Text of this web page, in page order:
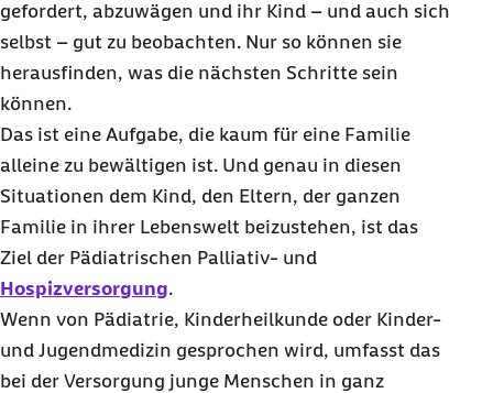
gefordert, abzuwägen und ihr Kind – und auch sich
selbst – gut zu beobachten. Nur so können sie
herausfinden, was die nächsten Schritte sein
können.
Das ist eine Aufgabe, die kaum für eine Familie
alleine zu bewältigen ist. Und genau in diesen
Situationen dem Kind, den Eltern, der ganzen
Familie in ihrer Lebenswelt beizustehen, ist das
Ziel der Pädiatrischen Palliativ- und
Hospizversorgung.
Wenn von Pädiatrie, Kinderheilkunde oder Kinder-
und Jugendmedizin gesprochen wird, umfasst das
bei der Versorgung junge Menschen in ganz